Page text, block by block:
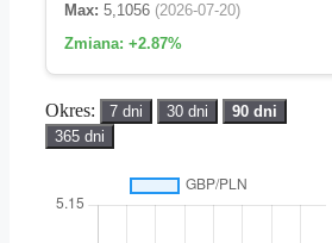
Max: 5,1056 (2026-07-20)
Zmiana: +2.87%
Okres: 7 dni 30 dni
90 dni
365 dni